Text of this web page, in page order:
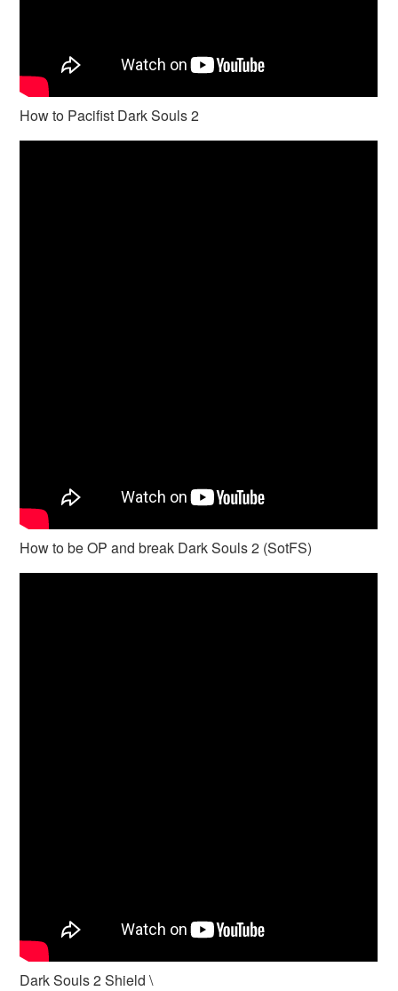
How to Pacifist Dark Souls 2
How to be OP and break Dark Souls 2 (SotFS)
Dark Souls 2 Shield \